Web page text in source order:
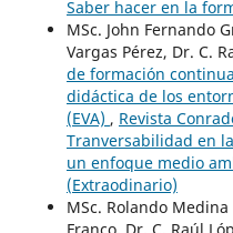
Saber hacer en la
MSc. John Fernando
Vargas Pérez, Dr. C.
de formación
didáctica de los
(EVA) , Revista
Tranversabilidad en
un enfoque medio
(Extraodinario)
MSc. Rolando Medina